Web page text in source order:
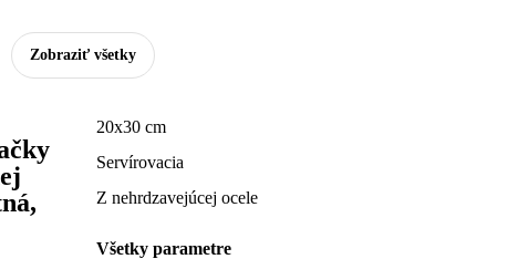
Zobraziť všetky
20x30 cm
Servírovacia
Z nehrdzavejúcej ocele
Všetky parametre